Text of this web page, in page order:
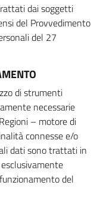
dai soggetti
del Provvedimento
del 27
di strumenti
necessarie
– motore di
connesse e/o
dati sono trattati in
del